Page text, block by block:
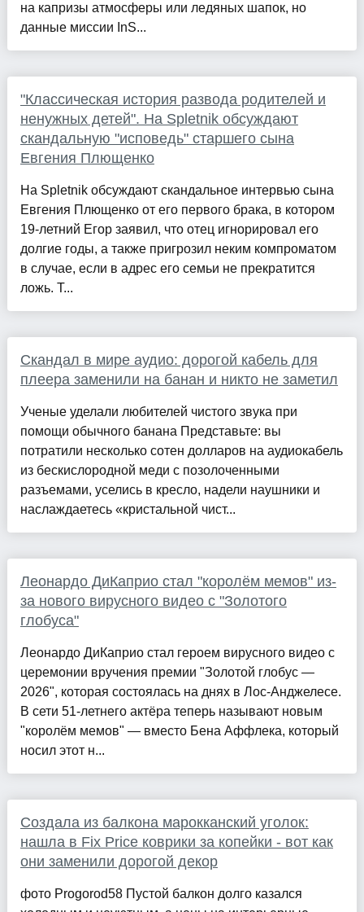
на капризы атмосферы или ледяных шапок, но
данные миссии InS...
"Классическая история развода родителей и
ненужных детей". На Spletnik обсуждают
скандальную "исповедь" старшего сына
Евгения Плющенко
На Spletnik обсуждают скандальное интервью сына
Евгения Плющенко от его первого брака, в котором
19-летний Егор заявил, что отец игнорировал его
долгие годы, а также пригрозил неким компроматом
в случае, если в адрес его семьи не прекратится
ложь. Т...
Скандал в мире аудио: дорогой кабель для
плеера заменили на банан и никто не заметил
Ученые уделали любителей чистого звука при
помощи обычного банана Представьте: вы
потратили несколько сотен долларов на аудиокабель
из бескислородной меди с позолоченными
разъемами, уселись в кресло, надели наушники и
наслаждаетесь «кристальной чист...
Леонардо ДиКаприо стал "королём мемов" из-
за нового вирусного видео с "Золотого
глобуса"
Леонардо ДиКаприо стал героем вирусного видео с
церемонии вручения премии "Золотой глобус —
2026", которая состоялась на днях в Лос-Анджелесе.
В сети 51-летнего актёра теперь называют новым
"королём мемов" — вместо Бена Аффлека, который
носил этот н...
Создала из балкона марокканский уголок:
нашла в Fix Price коврики за копейки - вот как
они заменили дорогой декор
фото Progorod58 Пустой балкон долго казался